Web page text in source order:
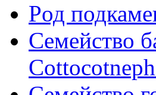
Pод
Семейство